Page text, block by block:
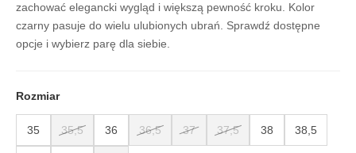
zachować elegancki wygląd i większą pewność kroku. Kolor
czarny pasuje do wielu ulubionych ubrań. Sprawdź dostępne
opcje i wybierz parę dla siebie.
Rozmiar
35 35,5 36 36,5 37 37,5 38 38,5